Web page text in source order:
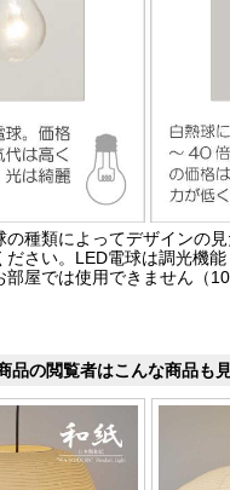
の種類によってデザインの
ださい。LED電球は調光機
部屋では使用できません（
品の閲覧者はこんな商品も